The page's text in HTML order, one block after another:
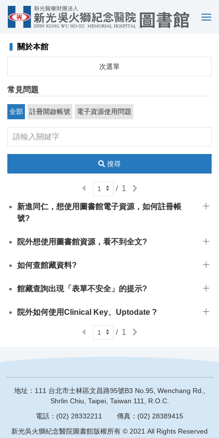
選
關於本館
次選單
常見問題
全部 註冊開啟帳號 電子資源使用問題
搜尋
頁
/ 1
下
頁
新進同仁，想使用圖書館電子資源，如何註冊帳
號?
院外想使用圖書館資源，看不到全文?
如何查館藏資料?
館藏查詢出現「表單不安全」的提示?
院外如何使用Clinical Key、Uptodate ?
/ 1
下
地址：111 台北市士林區文昌路95號B3 No.95, Wenchang Rd.,
Shrlin Chiu, Taipei, Taiwan 111, R.O.C.
電話：(02) 28332211
傳真：(02) 28389415
新光吳火獅紀念醫院圖書館版權所有 © 2021 All Rights Reserved